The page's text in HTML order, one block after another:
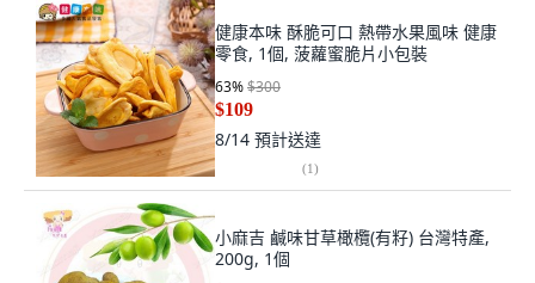
健康本味 酥脆可口 熱帶水果風味 健康
零食, 1個, 菠蘿蜜脆片小包裝
63%$300
$109
8/14 預計送達
(1)
小麻吉 鹹味甘草橄欖(有籽) 台灣特產,
200g, 1個